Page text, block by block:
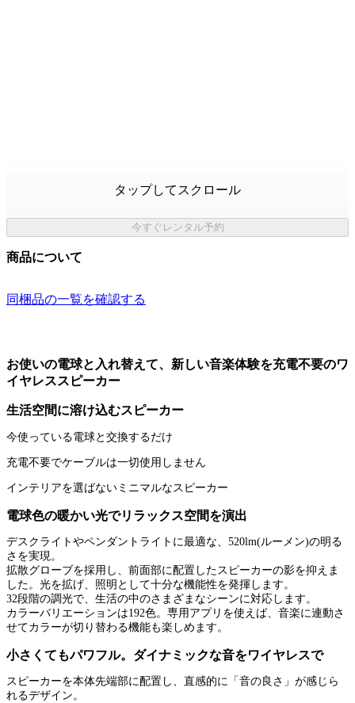
タップしてスクロール
今すぐレンタル予約
商品について
同梱品の一覧を確認する
お使いの電球と入れ替えて、新しい音楽体験を充電不要のワ
イヤレススピーカー
生活空間に溶け込むスピーカー
今使っている電球と交換するだけ
充電不要でケーブルは一切使用しません
インテリアを選ばないミニマルなスピーカー
電球色の暖かい光でリラックス空間を演出
デスクライトやペンダントライトに最適な、520lm(ルーメン)の明る
さを実現。
拡散グローブを採用し、前面部に配置したスピーカーの影を抑えま
した。光を拡げ、照明として十分な機能性を発揮します。
32段階の調光で、生活の中のさまざまなシーンに対応します。
カラーバリエーションは192色。専用アプリを使えば、音楽に連動さ
せてカラーが切り替わる機能も楽しめます。
小さくてもパワフル。ダイナミックな音をワイヤレスで
スピーカーを本体先端部に配置し、直感的に「音の良さ」が感じら
れるデザイン。